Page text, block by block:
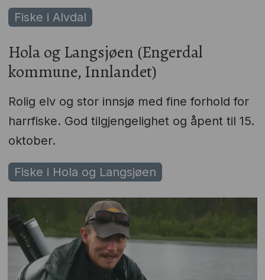
Fiske i Alvdal
Hola og Langsjøen (Engerdal
kommune, Innlandet)
Rolig elv og stor innsjø med fine forhold for
harrfiske. God tilgjengelighet og åpent til 15.
oktober.
Fiske i Hola og Langsjøen